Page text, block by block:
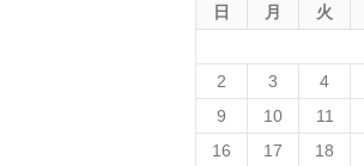
日 月 火
2
3 4
9
10 11
16
17 18